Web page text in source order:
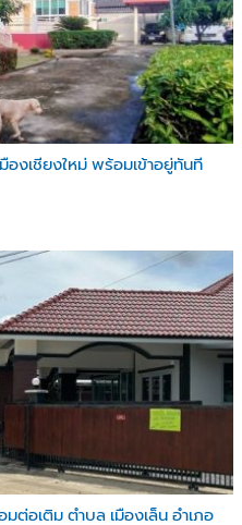
องเชียงใหม่ พร้อมเข้าอยู่ทันที
ต่อเติม ตำบล เมืองเล็น อำเภอ